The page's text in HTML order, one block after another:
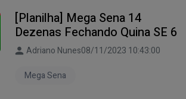
[Planilha] Mega Sena 14
Dezenas Fechando Quina SE 6
Adriano Nunes08/11/2023 10:43:00
Mega Sena